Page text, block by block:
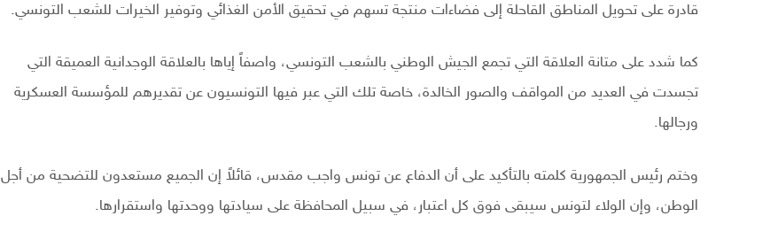
قادرة على تحويل المناطق القاحلة إلى فضاءات منتجة تسهم في تحقيق الأمن الغذائي وتوفير الخيرات للشعب التونسي.
كما شدد على متانة العلاقة التي تجمع الجيش الوطني بالشعب التونسي، واصفاً إياها بالعلاقة الوجدانية العميقة التي
تجسدت في العديد من المواقف والصور الخالدة، خاصة تلك التي عبر فيها التونسيون عن تقديرهم للمؤسسة العسكرية
ورجالها.
وختم رئيس الجمهورية كلمته بالتأكيد على أن الدفاع عن تونس واجب مقدس، قائلاً إن الجميع مستعدون للتضحية من أجل
الوطن، وإن الولاء لتونس سيبقى فوق كل اعتبار، في سبيل المحافظة على سيادتها ووحدتها واستقرارها.